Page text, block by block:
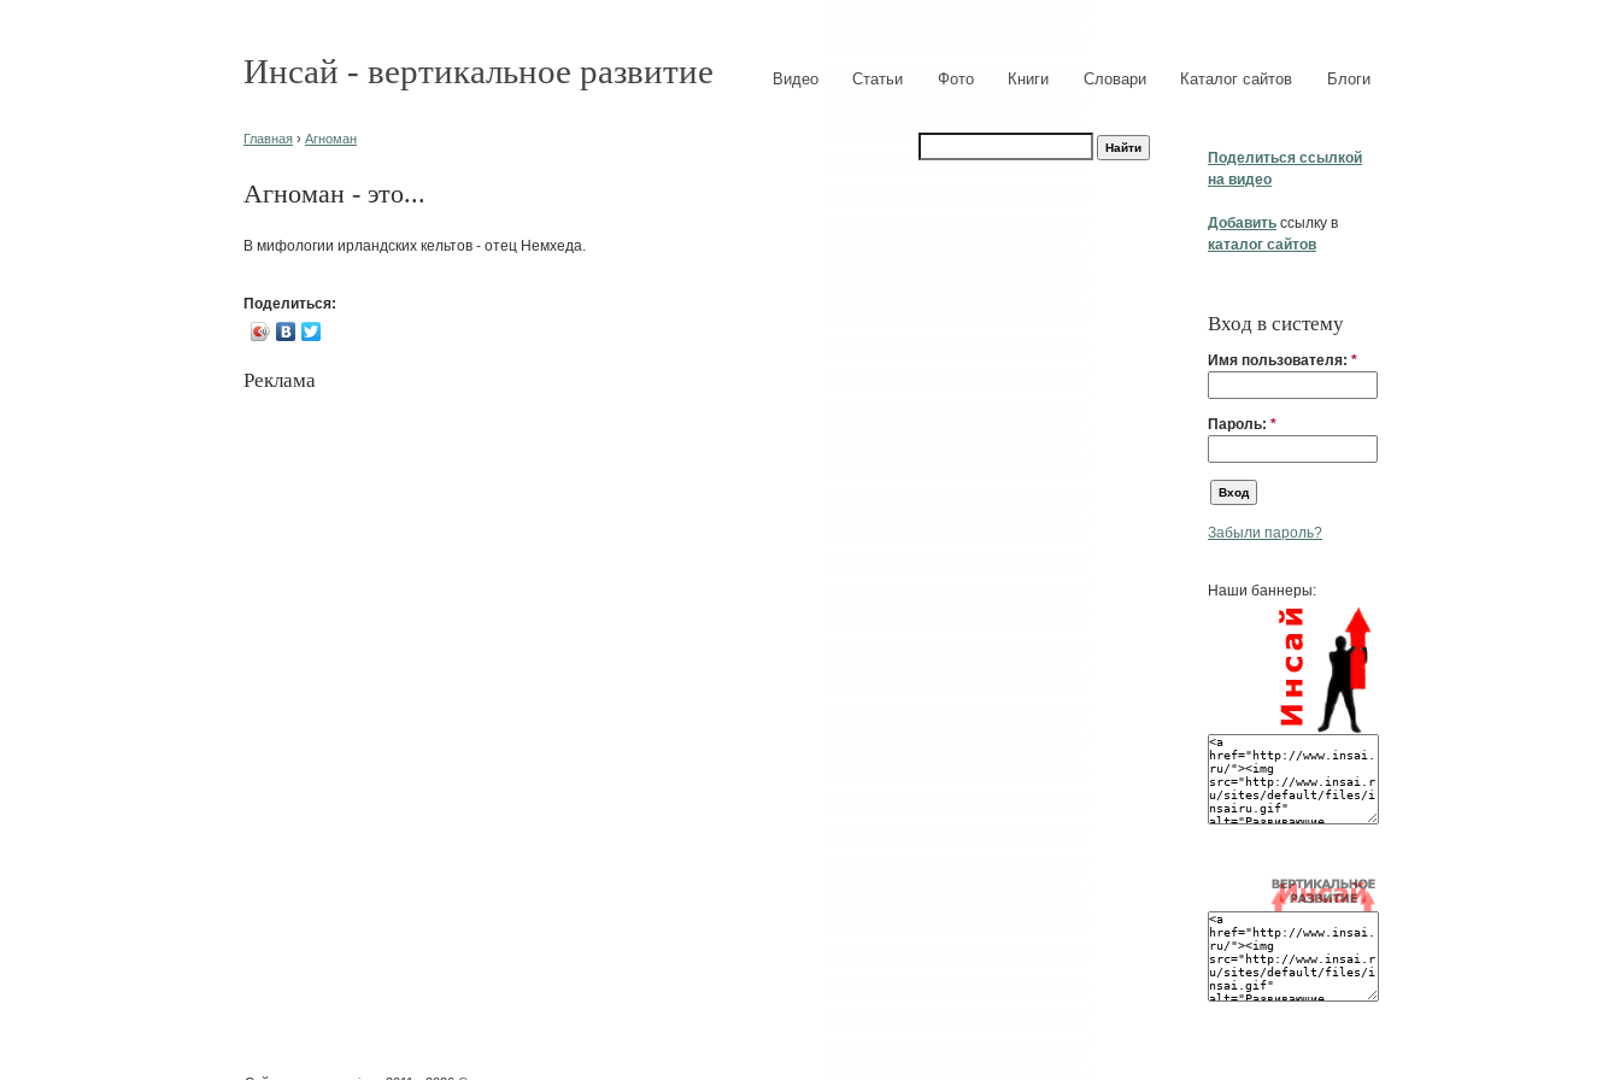
Инсай - вертикальное развитие Видео Статьи Фото Книги Словари Каталог сайтов Блоги
Поделиться ссылкой
на видео
Добавить ссылку в
каталог сайтов
Вход в систему
Имя пользователя: *
Пароль: *
Забыли пароль?
Наши баннеры:
Главная › Агноман
Агноман - это...
В мифологии ирландских кельтов - отец Немхеда.
Поделиться:
Реклама